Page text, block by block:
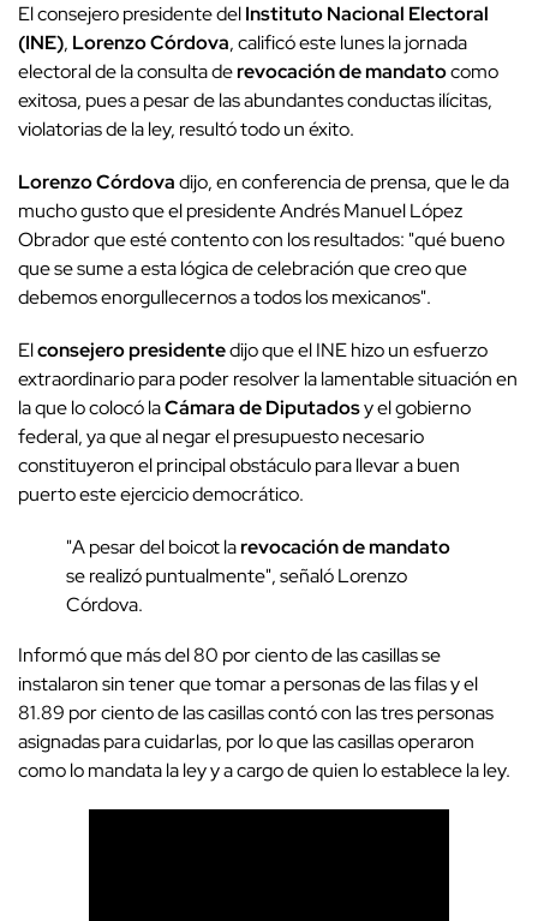
El consejero presidente delInstituto Nacional Electoral
(INE), Lorenzo Córdova, calificó este lunes la jornada
electoral de la consulta derevocación de mandatocomo
exitosa, pues a pesar de las abundantes conductas ilícitas,
violatorias de la ley, resultó todo un éxito.
Lorenzo Córdovadijo, en conferencia de prensa, que le da
mucho gusto que el presidente Andrés Manuel López
Obrador que esté contento con los resultados: "qué bueno
que se sume a esta lógica de celebración que creo que
debemos enorgullecernos a todos los mexicanos".
Elconsejero presidentedijo que el INE hizo un esfuerzo
extraordinario para poder resolver la lamentable situación en
la que lo colocó laCámara de Diputadosy el gobierno
federal, ya que al negar el presupuesto necesario
constituyeron el principal obstáculo para llevar a buen
puerto este ejercicio democrático.
"A pesar del boicot larevocación de mandato
se realizó puntualmente", señaló Lorenzo
Córdova.
Informó que más del 80 por ciento de las casillas se
instalaron sin tener que tomar a personas de las filas y el
81.89 por ciento de las casillas contó con las tres personas
asignadas para cuidarlas, por lo que las casillas operaron
como lo mandata la ley y a cargo de quien lo establece la ley.